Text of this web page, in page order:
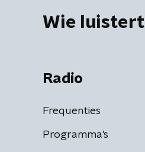
Wie luistert
Radio
Frequenties
Programma's